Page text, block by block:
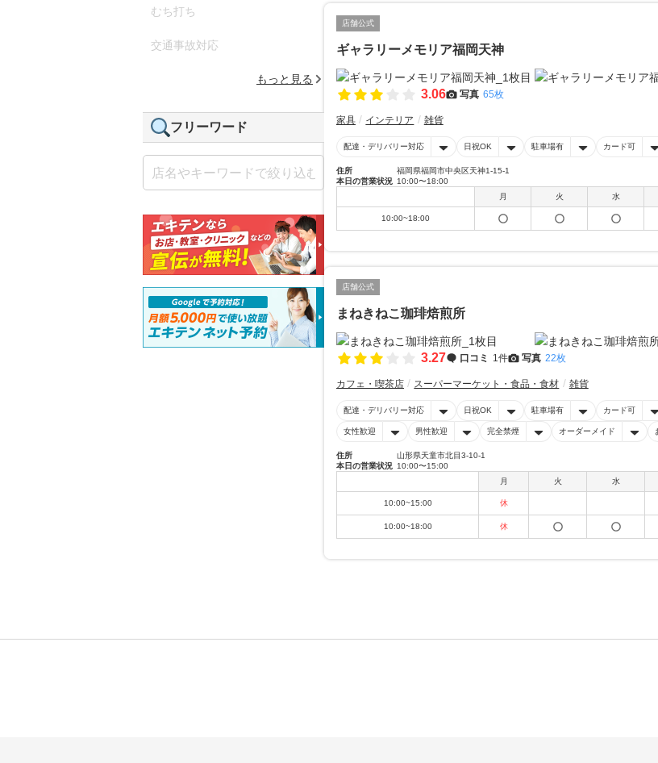
店舗公式
ギャラリーメモリア福岡天神
3.06 写真 65枚
家具 インテリア 雑貨
配達・デリバリー対応 日祝OK 駐車場有 カード可
住所
福岡県福岡市中央区天神1-15-1
本日の営業状況 10:00〜18:00
月
火 水
10:00~18:00
店舗公式
まねきねこ珈琲焙煎所
3.27 口コミ 1件 写真 22枚
カフェ・喫茶店 スーパーマーケット・食品・食材 雑貨
配達・デリバリー対応 日祝OK 駐車場有 カード可
女性歓迎 男性歓迎 完全禁煙 オーダーメイド
住所
山形県天童市北目3-10-1
本日の営業状況 10:00〜15:00
月
火 水
10:00~15:00 休
10:00~18:00 休
むち打ち
交通事故対応
もっと見る
フリーワード